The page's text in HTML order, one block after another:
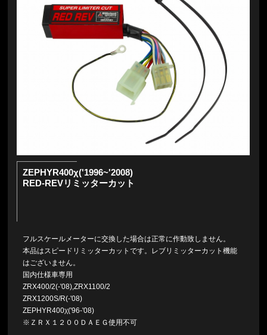
ZEPHYR400χ('1996~'2008)
RED-REVリミッターカット
フルスケールメーターに交換した場合は正常に作動致しません。
本品はスピードリミッターカットです。レブリミッターカット機能
はございません。
国内仕様車専用
ZRX400/2(-'08),ZRX1100/2
ZRX1200S/R(-'08)
ZEPHYR400χ('96-'08)
※ＺＲＸ１２００ＤＡＥＧ使用不可